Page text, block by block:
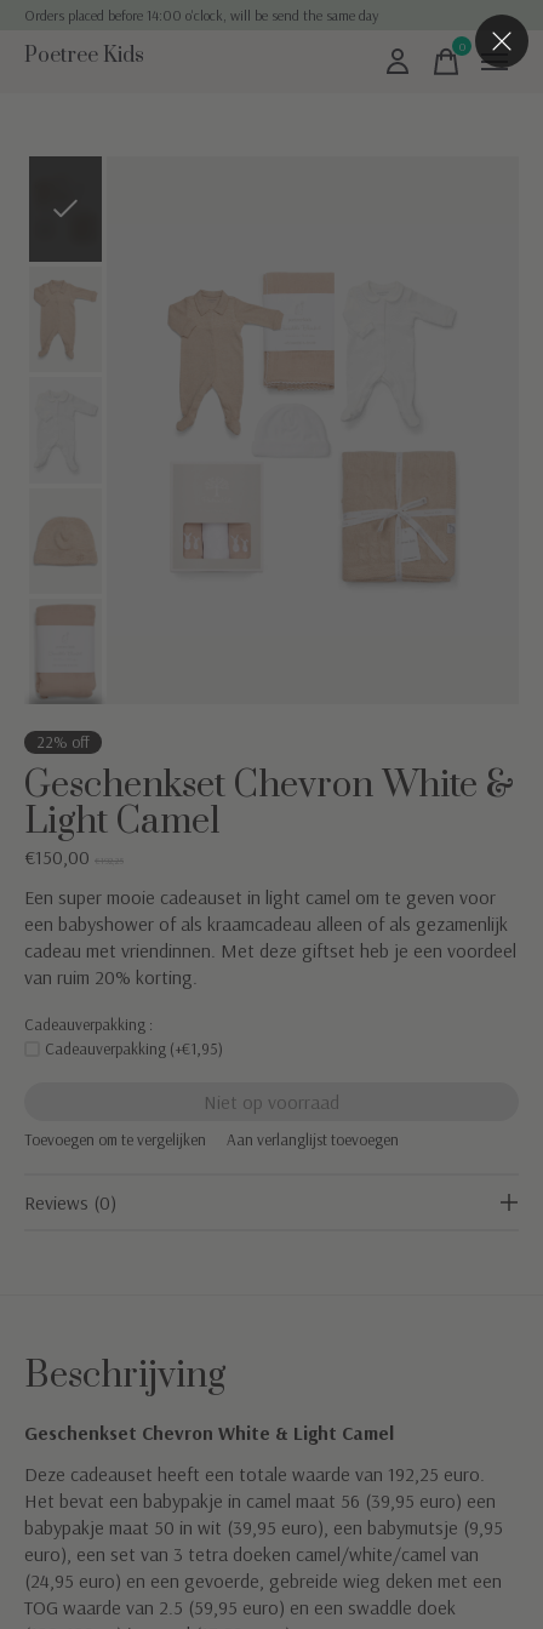
Orders placed before 14:00 o'clock, will be send the same day
Poetree Kids 0items
22% off
Geschenkset Chevron White &
Light Camel
€150,00 €192,25
Een super mooie cadeauset in light camel om te geven voor
een babyshower of als kraamcadeau alleen of als gezamenlijk
cadeau met vriendinnen. Met deze giftset heb je een voordeel
van ruim 20% korting.
Cadeauverpakking :
Cadeauverpakking (+€1,95)
Niet op voorraad
Toevoegen om te vergelijken Aan verlanglijst toevoegen
Reviews (0)
Beschrijving
Geschenkset Chevron White & Light Camel
Deze cadeauset heeft een totale waarde van 192,25 euro.
Het bevat een babypakje in camel maat 56 (39,95 euro) een
babypakje maat 50 in wit (39,95 euro), een babymutsje (9,95
euro), een set van 3 tetra doeken camel/white/camel van
(24,95 euro) en een gevoerde, gebreide wieg deken met een
TOG waarde van 2.5 (59,95 euro) en een swaddle doek